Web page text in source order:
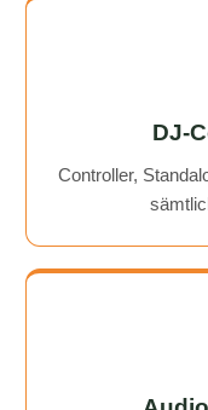
DJ-
Controller,